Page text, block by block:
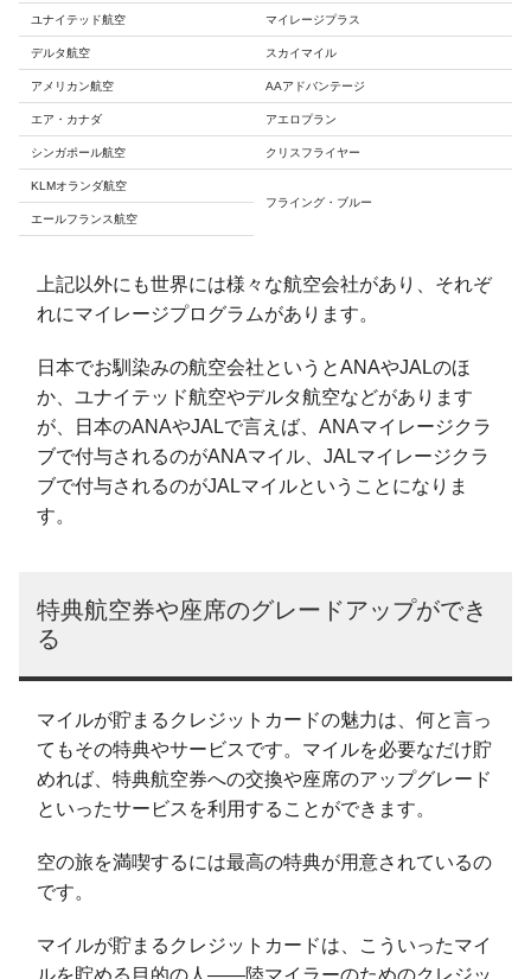
ユナイテッド航空 マイレージプラス
デルタ航空 スカイマイル
アメリカン航空 AAアドバンテージ
エア・カナダ アエロプラン
シンガポール航空 クリスフライヤー
KLMオランダ航空
フライング・ブルー
エールフランス航空
上記以外にも世界には様々な航空会社があり、それぞ
れにマイレージプログラムがあります。
日本でお馴染みの航空会社というとANAやJALのほ
か、ユナイテッド航空やデルタ航空などがあります
が、日本のANAやJALで言えば、ANAマイレージクラ
ブで付与されるのがANAマイル、JALマイレージクラ
ブで付与されるのがJALマイルということになりま
す。
特典航空券や座席のグレードアップができ
る
マイルが貯まるクレジットカードの魅力は、何と言っ
てもその特典やサービスです。マイルを必要なだけ貯
めれば、特典航空券への交換や座席のアップグレード
といったサービスを利用することができます。
空の旅を満喫するには最高の特典が用意されているの
です。
マイルが貯まるクレジットカードは、こういったマイ
ルを貯める目的の人――陸マイラーのためのクレジッ